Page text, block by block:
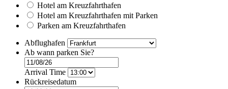
Hotel am Kreuzfahrthafen
Hotel am Kreuzfahrthafen mit Parken
Parken am Kreuzfahrthafen
Abflughafen
Ab wann parken Sie?
Arrival Time
Rückreisedatum